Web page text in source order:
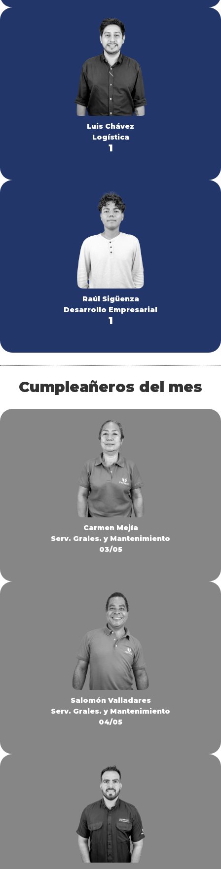
Luis Chávez
Logística
1
Raúl Sigüenza
Desarrollo Empresarial
1
Cumpleañeros del mes
Carmen Mejía
Serv. Grales. y Mantenimiento
03/05
Salomón Valladares
Serv. Grales. y Mantenimiento
04/05